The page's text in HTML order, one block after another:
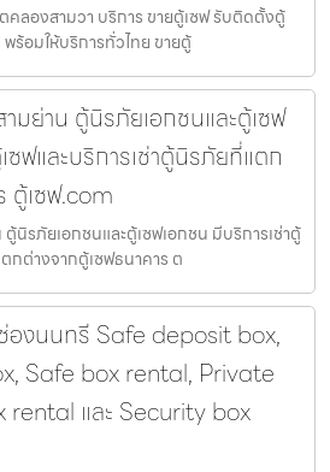
คลองสามวา บริการ ขายตู้เซฟ รับติดตั้งตู้
ร้อมให้บริการทั่วไทย ขายตู้
มย่าน ตู้นิรภัยเอกชนและตู้เซฟ
ซฟและบริการเช่าตู้นิรภัยที่แตก
ตู้เซฟ.com
รภัยเอกชนและตู้เซฟเอกชน มีบริการเช่าตู้
กต่างจากตู้เซฟธนาคาร ต
องนนทรี Safe deposit box,
Safe box rental, Private
และ Security box